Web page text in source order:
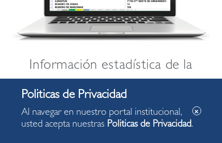
Información estadística de la
Municipalidad de Miraflores
Al navegar en nuestro portal institucional,
usted acepta nuestras Politicas de Privacidad.